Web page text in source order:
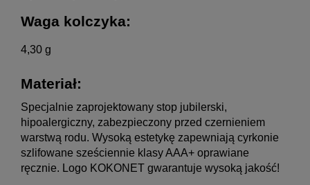
Waga kolczyka:
4,30 g
Materiał:
Specjalnie zaprojektowany stop jubilerski,
hipoalergiczny, zabezpieczony przed czernieniem
warstwą rodu. Wysoką estetykę zapewniają cyrkonie
szlifowane sześciennie klasy AAA+ oprawiane
ręcznie. Logo KOKONET gwarantuje wysoką jakość!